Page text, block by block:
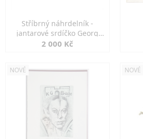
Stříbrný náhrdelník -
jantarové srdíčko Georg
Kramer
2 000 Kč
NOVÉ NOVÉ